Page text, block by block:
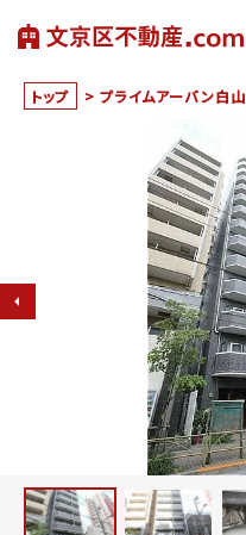
トップ > プライムアーバン白山